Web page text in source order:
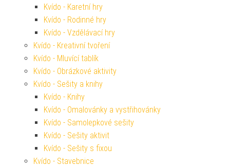
Kvído - Karetní hry
Kvído - Rodinné hry
Kvído - Vzdělávací hry
Kvído - Kreativní tvoření
Kvído - Mluvící tablík
Kvído - Obrázkové aktivity
Kvído - Sešity a knihy
Kvído - Knihy
Kvído - Omalovánky a vystřihovánky
Kvído - Samolepkové sešity
Kvído - Sešity aktivit
Kvído - Sešity s fixou
Kvído - Stavebnice